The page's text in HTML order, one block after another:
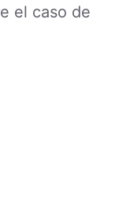
el caso de